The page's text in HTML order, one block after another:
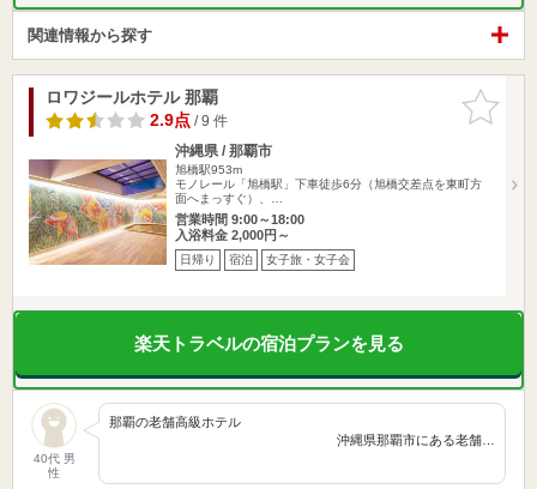
関連情報から探す
お気に入
りに追加
ロワジールホテル 那覇
2.9点/ 9 件
沖縄県 / 那覇市
旭橋駅953m
モノレール「旭橋駅」下車徒歩6分（旭橋交差点を東町方
面へまっすぐ）、…
営業時間 9:00～18:00
入浴料金 2,000円～
日帰り 宿泊 女子旅・女子会
楽天トラベルの宿泊プランを見る
40代 男
性
那覇の老舗高級ホテル
沖縄県那覇市にある老舗…